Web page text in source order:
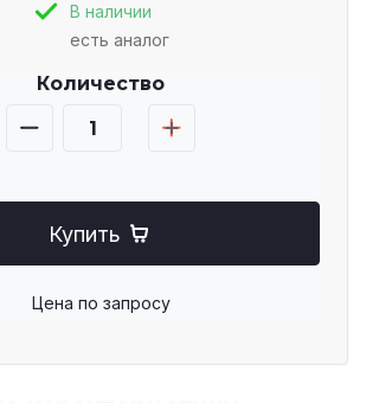
В наличии
есть аналог
Количество
Купить
Цена по запросу